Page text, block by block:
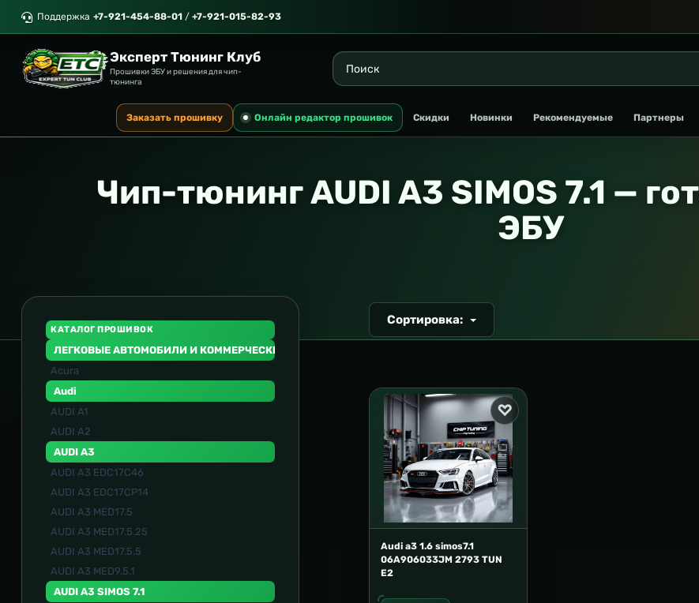
Поддержка +7-921-454-88-01 / +7-921-015-82-93
Эксперт Тюнинг Клуб
Прошивки ЭБУ и решения для чип-
тюнинга
Заказать прошивку Онлайн редактор прошивок Скидки Новинки Рекомендуемые Партнеры
Чип-тюнинг AUDI A3 SIMOS 7.1 —
ЭБУ
КАТАЛОГ ПРОШИВОК
ЛЕГКОВЫЕ АВТОМОБИЛИ И КОММЕРЧЕСКИЙ ТРАНСПОРТ
Acura
Audi
AUDI A1
AUDI A2
AUDI A3
AUDI A3 EDC17C46
AUDI A3 EDC17CP14
AUDI A3 MED17.5
AUDI A3 MED17.5.25
AUDI A3 MED17.5.5
AUDI A3 MED9.5.1
AUDI A3 SIMOS 7.1
Сортировка:
Audi a3 1.6 simos7.1
06A906033JM 2793 TUN
E2